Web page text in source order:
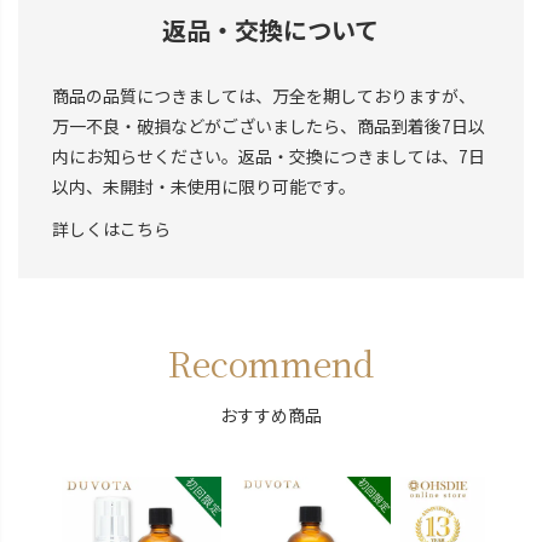
返品・交換について
商品の品質につきましては、万全を期しておりますが、
万一不良・破損などがございましたら、商品到着後7日以
内にお知らせください。返品・交換につきましては、7日
以内、未開封・未使用に限り可能です。
詳しくはこちら
Recommend
おすすめ商品